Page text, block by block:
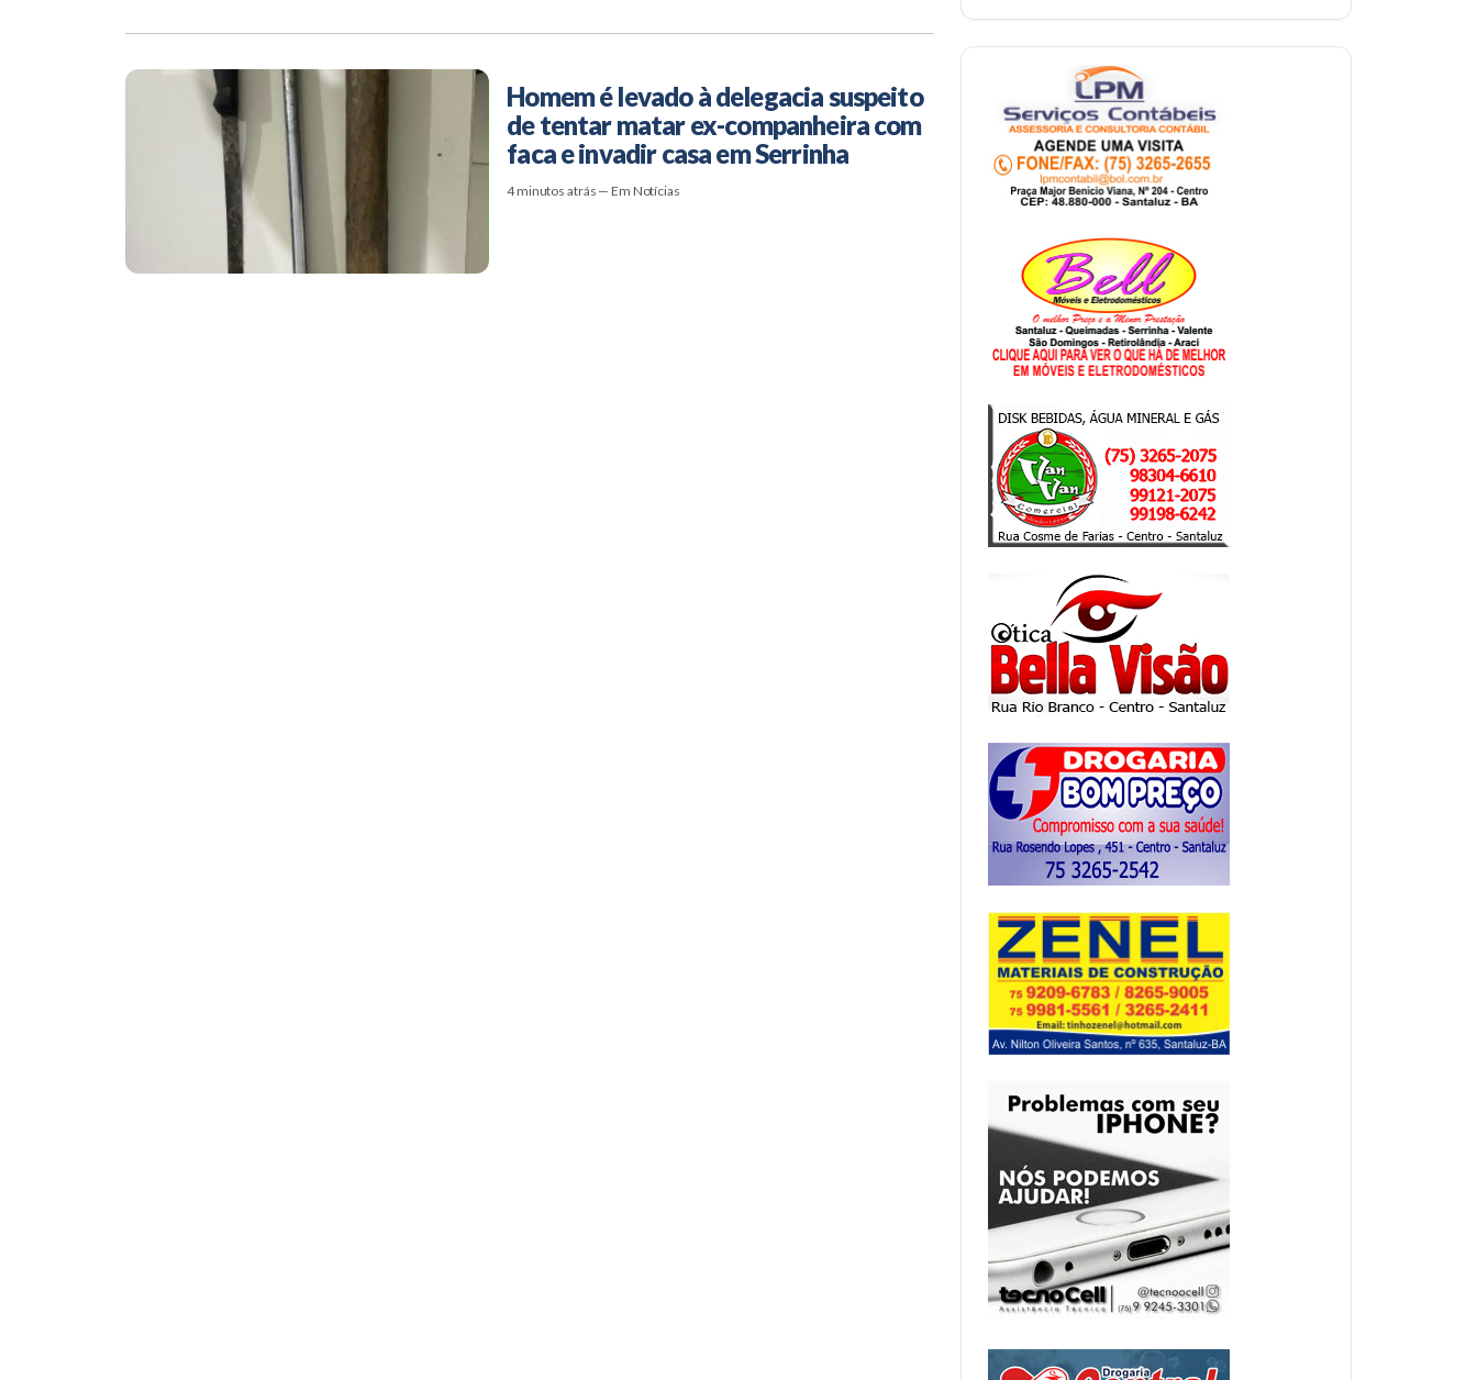
Homem é levado à delegacia suspeito
de tentar matar ex-companheira com
faca e invadir casa em Serrinha
4 minutos atrás — Em Notícias